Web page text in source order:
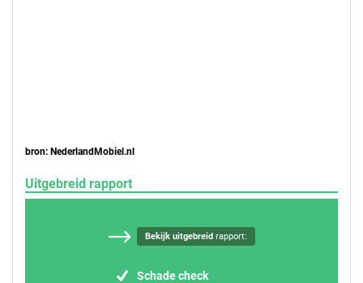
bron: NederlandMobiel.nl
Uitgebreid rapport
Bekijk uitgebreidrapport:
Schade check